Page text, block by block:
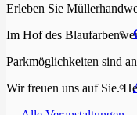
Erleben Sie
Im Hof des
Parkmöglichkeiten sind
Wir freuen uns auf Sie.